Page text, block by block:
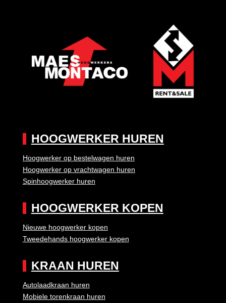
HOOGWERKER HUREN
Hoogwerker op bestelwagen huren
Hoogwerker op vrachtwagen huren
Spinhoogwerker huren
HOOGWERKER KOPEN
Nieuwe hoogwerker kopen
Tweedehands hoogwerker kopen
KRAAN HUREN
Autolaadkraan huren
Mobiele torenkraan huren